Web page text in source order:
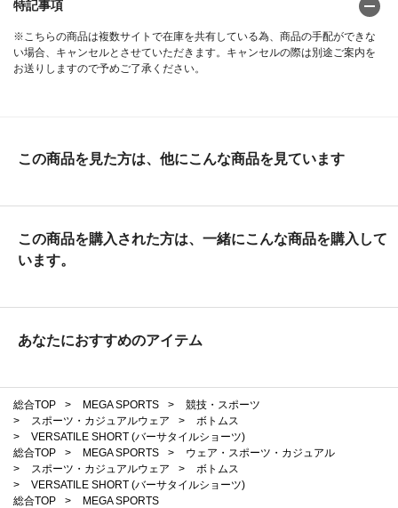
特記事項
※こちらの商品は複数サイトで在庫を共有している為、商品の手配ができな
い場合、キャンセルとさせていただきます。キャンセルの際は別途ご案内を
お送りしますので予めご了承ください。
この商品を見た方は、他にこんな商品を見ています
この商品を購入された方は、一緒にこんな商品を購入して
います。
あなたにおすすめのアイテム
総合TOP > MEGA SPORTS >
競技・スポーツ
>
スポーツ・カジュアルウェア >
ボトムス
>
VERSATILE SHORT (バーサタイルショーツ)
総合TOP
> MEGA SPORTS >
ウェア・スポーツ・カジュアル
>
スポーツ・カジュアルウェア >
ボトムス
>
VERSATILE SHORT (バーサタイルショーツ)
総合TOP
>
MEGA SPORTS